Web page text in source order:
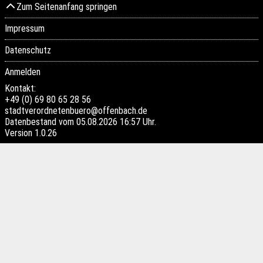
Zum Seitenanfang springen
Impressum
Datenschutz
Anmelden
Kontakt:
+49 (0) 69 80 65 28 56
stadtverordnetenbuero@offenbach.de
Datenbestand vom 05.08.2026 16:57 Uhr.
Version 1.0.26